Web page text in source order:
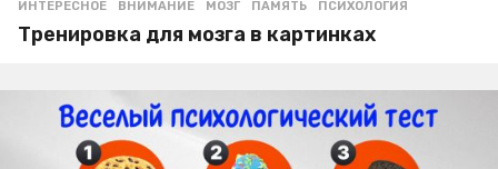
ИНТЕРЕСНОЕ ВНИМАНИЕ ,МОЗГ ,ПАМЯТЬ ,ПСИХОЛОГИЯ
Тренировка для мозга в картинках